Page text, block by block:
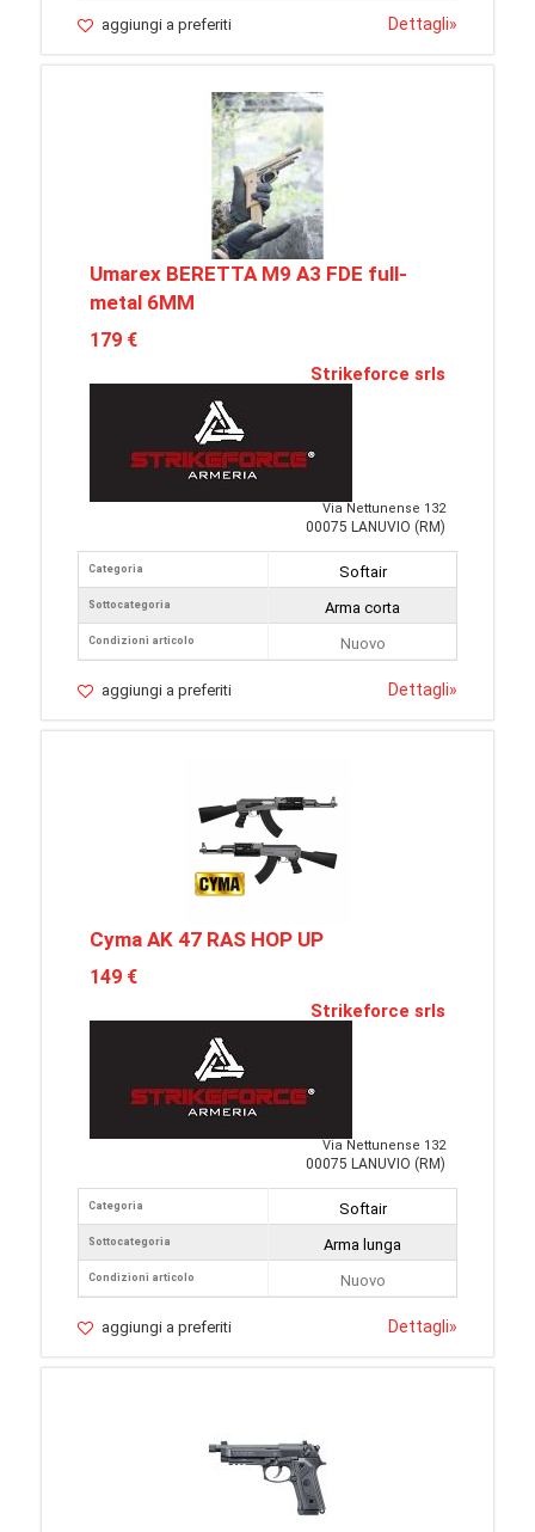
aggiungi a preferiti Dettagli»
Umarex BERETTA M9 A3 FDE full-
metal 6MM
179 €
Strikeforce srls
Via Nettunense 132
00075 LANUVIO (RM)
Categoria
Sottocategoria
Condizioni articolo
Softair
Arma corta
Nuovo
aggiungi a preferiti Dettagli»
Cyma AK 47 RAS HOP UP
149 €
Strikeforce srls
Via Nettunense 132
00075 LANUVIO (RM)
Categoria
Sottocategoria
Condizioni articolo
Softair
Arma lunga
Nuovo
aggiungi a preferiti Dettagli»